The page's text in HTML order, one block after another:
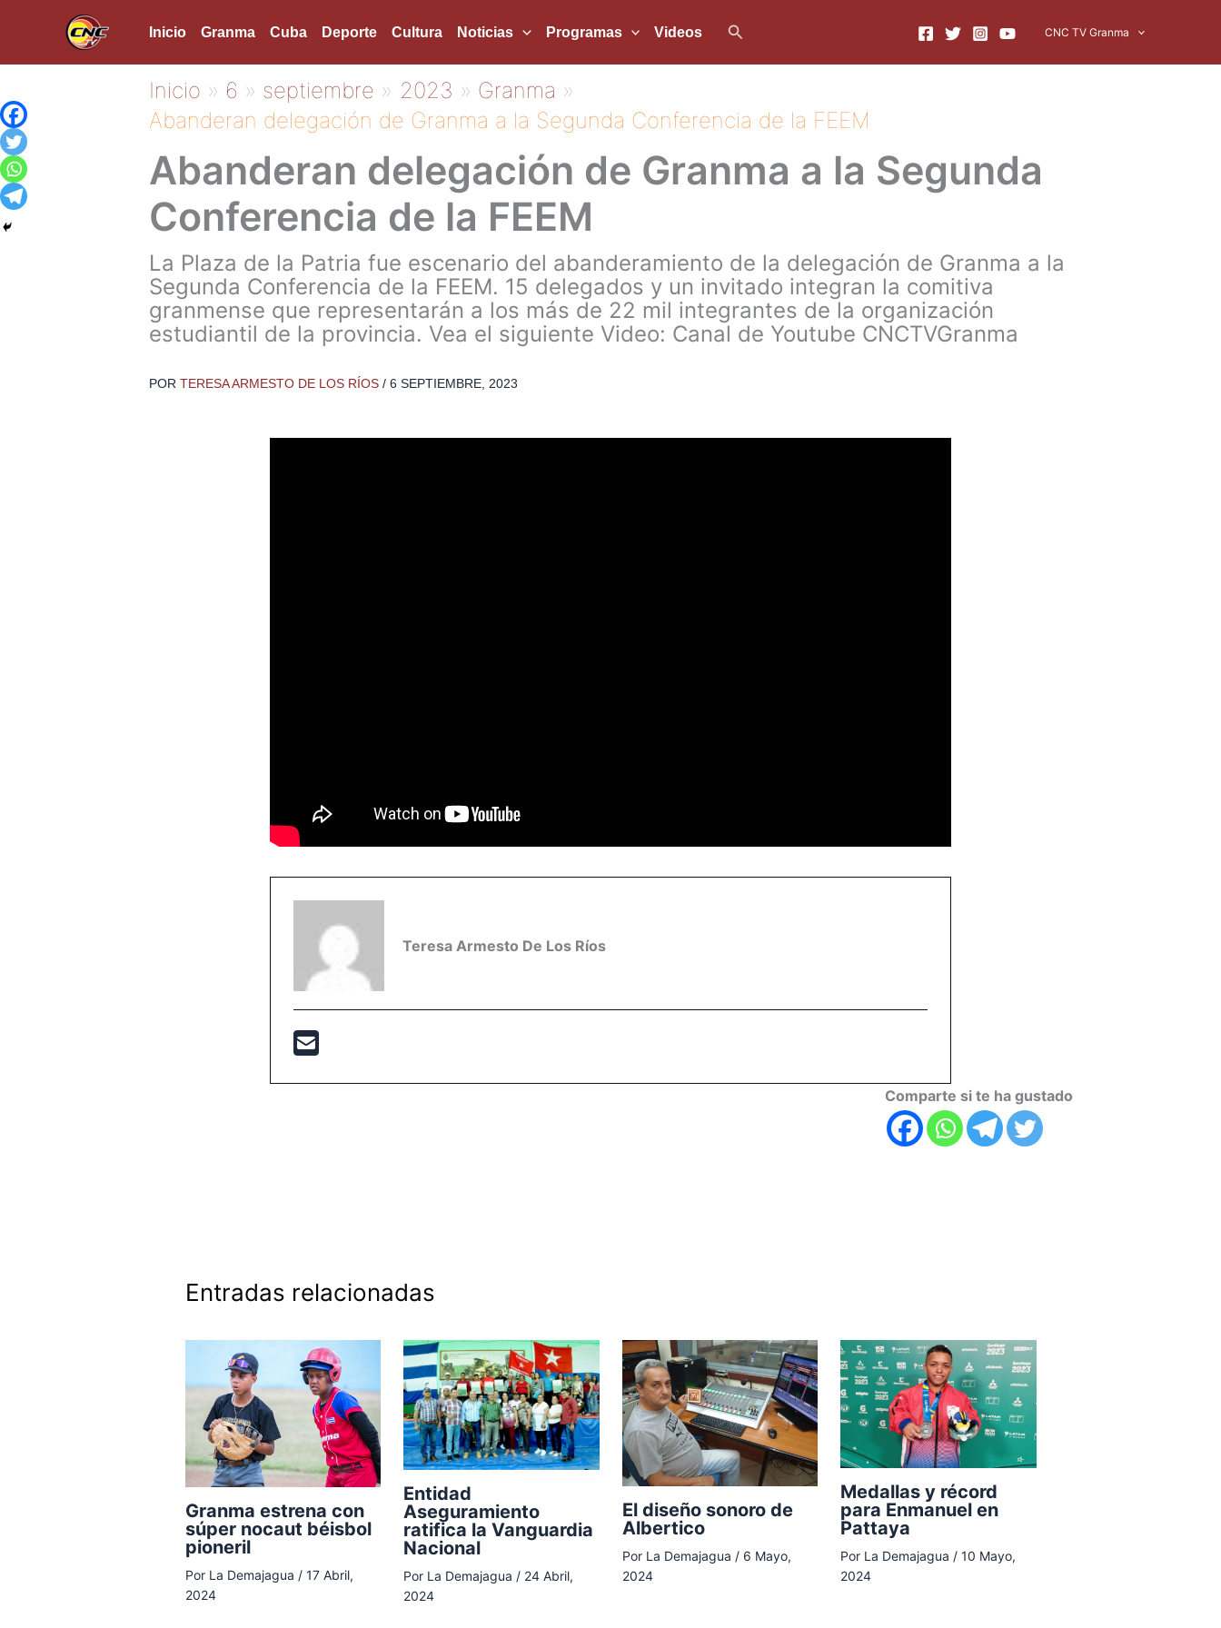
Inicio Granma Cuba Deporte Cultura Noticias Programas Videos Buscar CNC TV Granma
Inicio 6 septiembre 2023
Granma
Abanderan delegación de Granma a la Segunda Conferencia de la FEEM
Abanderan delegación de Granma a la Segunda
Conferencia de la FEEM
La Plaza de la Patria fue escenario del abanderamiento de la delegación de Granma a la
Segunda Conferencia de la FEEM. 15 delegados y un invitado integran la comitiva
granmense que representarán a los más de 22 mil integrantes de la organización
estudiantil de la provincia. Vea el siguiente Video: Canal de Youtube CNCTVGranma
POR TERESA ARMESTO DE LOS RÍOS / 6 SEPTIEMBRE, 2023
Teresa Armesto De Los Ríos
Comparte si te ha gustado
Entradas relacionadas
Granma estrena con
súper nocaut béisbol
pioneril
Por La Demajagua / 17 Abril,
2024
Entidad
Aseguramiento
ratifica la Vanguardia
Nacional
Por La Demajagua / 24 Abril,
2024
El diseño sonoro de
Albertico
Por La Demajagua / 6 Mayo,
2024
Medallas y récord
para Enmanuel en
Pattaya
Por La Demajagua / 10 Mayo,
2024